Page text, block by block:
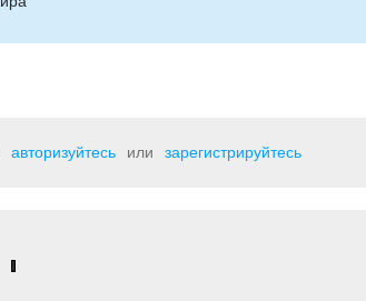
авторизуйтесь или зарегистрируйтесь